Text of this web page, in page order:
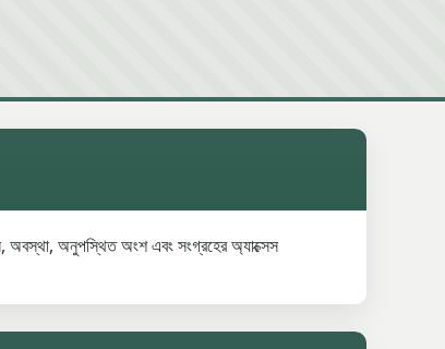
অনুপস্থিত অংশ এবং সংগ্রহের অ্যাক্সেস